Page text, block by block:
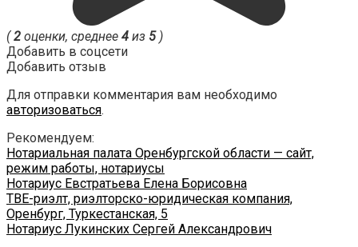
(2 оценки, среднее 4 из 5)
Добавить в соцсети
Добавить отзыв
Для отправки комментария вам необходимо
авторизоваться.
Рекомендуем:
Нотариальная палата Оренбургской области — сайт,
режим работы, нотариусы
Нотариус Евстратьева Елена Борисовна
ТВЕ-риэлт, риэлторско-юридическая компания,
Оренбург, Туркестанская, 5
Нотариус Лукинских Сергей Александрович